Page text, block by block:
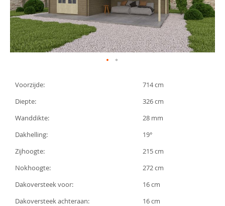
het
begin
van
de
afbeeldingen-
gallerij
Voorzijde:
714 cm
Diepte:
326 cm
Wanddikte:
28 mm
Dakhelling:
19°
Zijhoogte:
215 cm
Nokhoogte:
272 cm
Dakoversteek voor:
16 cm
Dakoversteek achteraan:
16 cm